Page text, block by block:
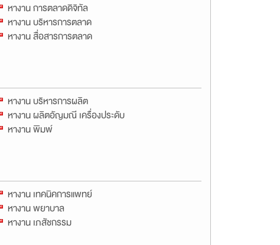
หางาน การตลาดดิจิทัล
หางาน บริหารการตลาด
หางาน สื่อสารการตลาด
หางาน บริหารการผลิต
หางาน ผลิตอัญมณี เครื่องประดับ
หางาน พิมพ์
หางาน เทคนิคการแพทย์
หางาน พยาบาล
หางาน เภสัชกรรม